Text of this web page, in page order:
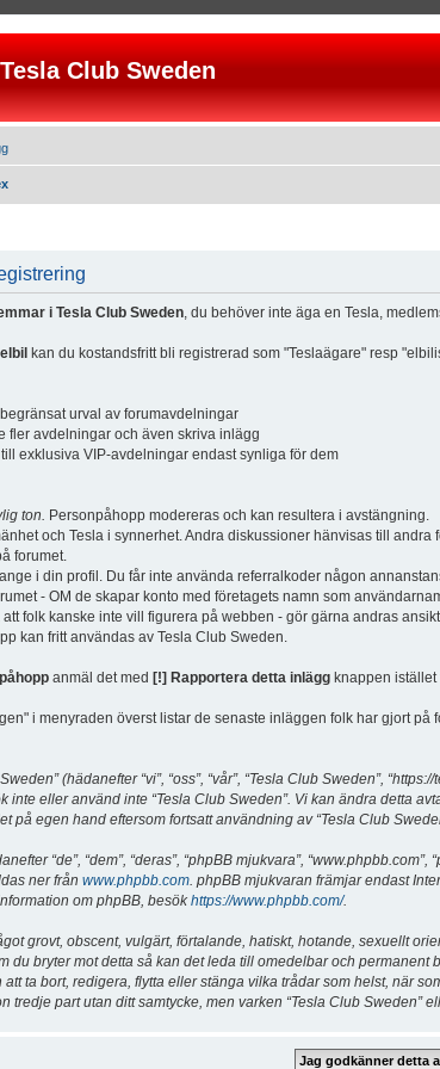
Tesla Club Sweden
i Tesla Club Sweden , du behöver inte äga en Tesla,
kan du kostandsfritt bli registrerad som "Teslaägare" resp
urval av forumavdelningar
fler avdelningar och även skriva inlägg
exklusiva VIP-avdelningar endast synliga för dem
ton. Personpåhopp modereras och kan resultera i avstängning.
och Tesla i synnerhet. Andra diskussioner hänvisas till andra
forumet.
i din profil. Du får inte använda referralkoder någon
- OM de skapar konto med företagets namn som
folk kanske inte vill figurera på webben - gör gärna andras
kan fritt användas av Tesla Club Sweden.
anmäl det med [!] Rapportera detta inlägg knappen istället
i menyraden överst listar de senaste inläggen folk har gjort på
(hädanefter “vi”, “oss”, “vår”, “Tesla Club Sweden”,
inte eller använd inte “Tesla Club Sweden”. Vi kan ändra detta
på egen hand eftersom fortsatt användning av “Tesla Club
“de”, “dem”, “deras”, “phpBB mjukvara”,
ner från www.phpbb.com . phpBB mjukvaran främjar endast
om phpBB, besökhttps://www.phpbb.com/.
grovt, obscent, vulgärt, förtalande, hatiskt, hotande, sexuellt
du bryter mot detta så kan det leda till omedelbar och
att ta bort, redigera, flytta eller stänga vilka trådar som helst, när
tredje part utan ditt samtycke, men varken “Tesla Club